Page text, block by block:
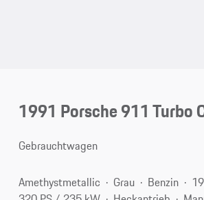
1991 Porsche 911 Turbo
Gebrauchtwagen
Amethystmetallic Grau Benzin